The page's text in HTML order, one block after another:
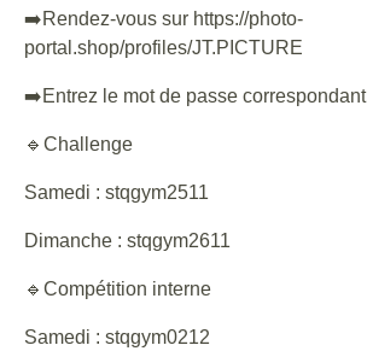
➡️Rendez-vous sur https://photo-
portal.shop/profiles/JT.PICTURE
➡️Entrez le mot de passe correspondant
🔹Challenge
Samedi : stqgym2511
Dimanche : stqgym2611
🔹Compétition interne
Samedi : stqgym0212